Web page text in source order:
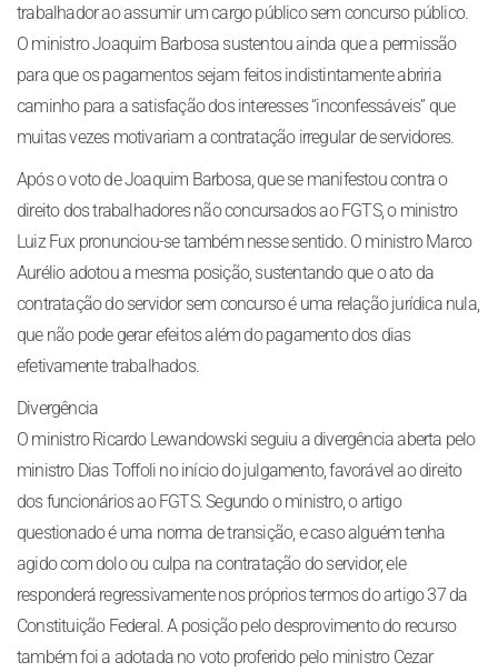
trabalhador ao assumir um cargo público sem concurso público.
O ministro Joaquim Barbosa sustentou ainda que a permissão
para que os pagamentos sejam feitos indistintamente abriria
caminho para a satisfação dos interesses “inconfessáveis” que
muitas vezes motivariam a contratação irregular de servidores.
Após o voto de Joaquim Barbosa, que se manifestou contra o
direito dos trabalhadores não concursados ao FGTS, o ministro
Luiz Fux pronunciou-se também nesse sentido. O ministro Marco
Aurélio adotou a mesma posição, sustentando que o ato da
contratação do servidor sem concurso é uma relação jurídica nula,
que não pode gerar efeitos além do pagamento dos dias
efetivamente trabalhados.
Divergência
O ministro Ricardo Lewandowski seguiu a divergência aberta pelo
ministro Dias Toffoli no início do julgamento, favorável ao direito
dos funcionários ao FGTS. Segundo o ministro, o artigo
questionado é uma norma de transição, e caso alguém tenha
agido com dolo ou culpa na contratação do servidor, ele
responderá regressivamente nos próprios termos do artigo 37 da
Constituição Federal. A posição pelo desprovimento do recurso
também foi a adotada no voto proferido pelo ministro Cezar